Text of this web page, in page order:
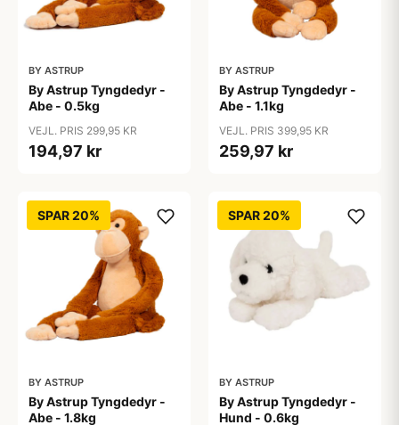
BY ASTRUP
By Astrup Tyngdedyr -
Abe - 0.5kg
VEJL. PRIS 299,95 KR
194,97 kr
BY ASTRUP
By Astrup Tyngdedyr -
Abe - 1.1kg
VEJL. PRIS 399,95 KR
259,97 kr
SPAR 20%
BY ASTRUP
By Astrup Tyngdedyr -
Abe - 1.8kg
SPAR 20%
BY ASTRUP
By Astrup Tyngdedyr -
Hund - 0.6kg